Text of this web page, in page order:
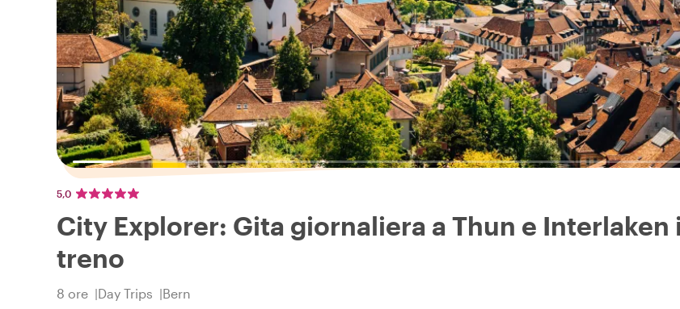
5,0
City Explorer: Gita giornaliera a Thun e Interlaken
treno
8 ore Day Trips Bern